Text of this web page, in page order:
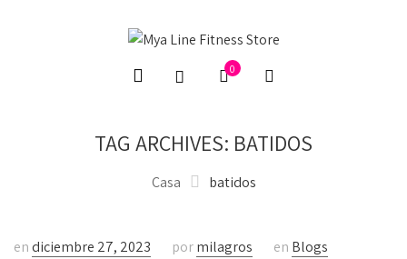
0
TAG ARCHIVES: BATIDOS
Casa batidos
endiciembre 27, 2023 pormilagros en Blogs